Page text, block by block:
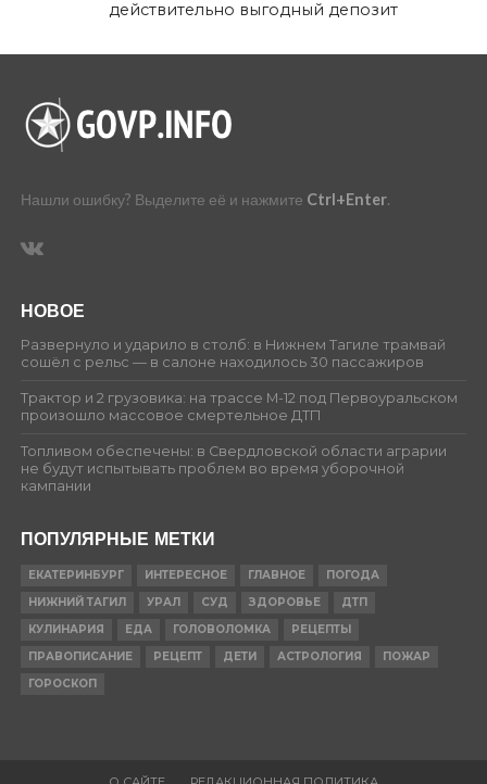
действительно выгодный депозит
Нашли ошибку? Выделите её и нажмите Ctrl+Enter.
НОВОЕ
Развернуло и ударило в столб: в Нижнем Тагиле трамвай
сошёл с рельс — в салоне находилось 30 пассажиров
Трактор и 2 грузовика: на трассе М-12 под Первоуральском
произошло массовое смертельное ДТП
Топливом обеспечены: в Свердловской области аграрии
не будут испытывать проблем во время уборочной
кампании
ПОПУЛЯРНЫЕ МЕТКИ
ЕКАТЕРИНБУРГ ИНТЕРЕСНОЕ ГЛАВНОЕ
ПОГОДА
НИЖНИЙ ТАГИЛ
УРАЛ СУД ЗДОРОВЬЕ
ДТП
КУЛИНАРИЯ
ЕДА ГОЛОВОЛОМКА
РЕЦЕПТЫ
ПРАВОПИСАНИЕ
РЕЦЕПТ ДЕТИ АСТРОЛОГИЯ
ПОЖАР
ГОРОСКОП